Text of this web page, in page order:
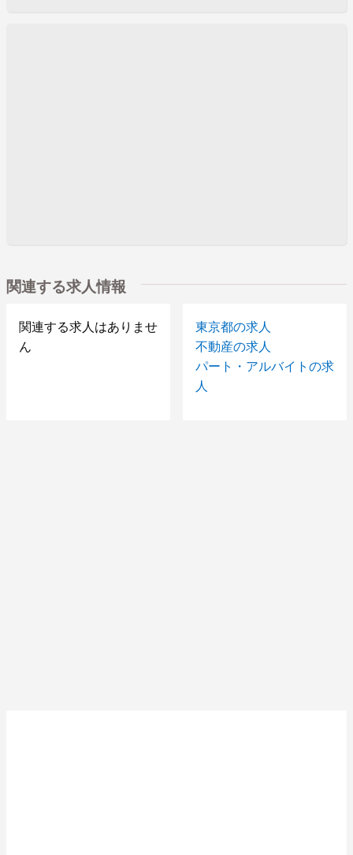
関連する求人情報
関連する求人はありませ
ん
東京都の求人
不動産の求人
パート・アルバイトの求
人